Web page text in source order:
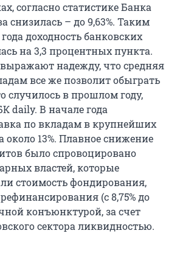
согласно статистике Банка
снизилась – до 9,63%. Таким
доходность банковских
на 3,3 процентных пункта.
надежду, что средняя
все же позволит обыграть
случилось в прошлом году,
daily. В начале года
по вкладам в крупнейших
около 13%. Плавное снижение
было спровоцировано
властей, которые
стоимость фондирования,
(с 8,75% до
конъюнктурой, за счет
сектора ликвидностью.